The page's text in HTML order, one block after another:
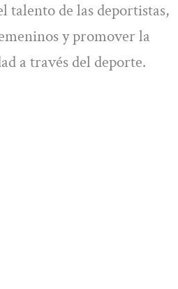
talento de las deportistas,
y promover la
a través del deporte.